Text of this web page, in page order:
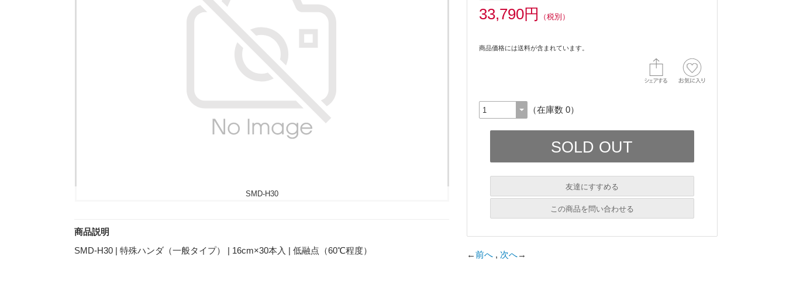
SMD-H30
商品説明
SMD-H30 | 特殊ハンダ（一般タイプ） | 16cm×30本入 | 低融点（60℃程度）
33,790円 （税別）
商品価格には送料が含まれています。
（在庫数 0）
友達にすすめる
必須
この商品を問い合わせる
←前へ , 次へ→